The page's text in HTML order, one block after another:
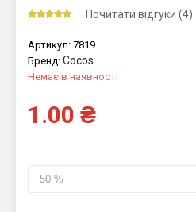
Почитати відгуки (4)
Артикул: 7819
Бренд: Cocos
Немає в наявності
1.00 ₴